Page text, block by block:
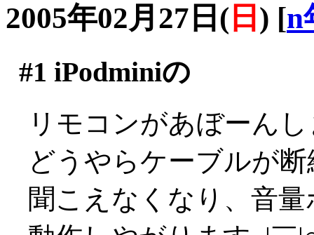
2005年02月27日( 日 ) [n
#1 iPodminiの
リモコンがあぼーん
どうやらケーブルが
聞こえなくなり、音